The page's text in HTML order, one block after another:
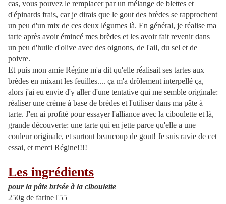
cas, vous pouvez le remplacer par un mélange de blettes et
d'épinards frais, car je dirais que le gout des brèdes se rapprochent
un peu d'un mix de ces deux légumes là. En général, je réalise ma
tarte après avoir émincé mes brèdes et les avoir fait revenir dans
un peu d'huile d'olive avec des oignons, de l'ail, du sel et de
poivre.
Et puis mon amie Régine m'a dit qu'elle réalisait ses tartes aux
brèdes en mixant les feuilles.... ça m'a drôlement interpellé ça,
alors j'ai eu envie d'y aller d'une tentative qui me semble originale:
réaliser une crème à base de brèdes et l'utiliser dans ma pâte à
tarte. J'en ai profité pour essayer l'alliance avec la ciboulette et là,
grande découverte: une tarte qui en jette parce qu'elle a une
couleur originale, et surtout beaucoup de gout! Je suis ravie de cet
essai, et merci Régine!!!!
Les ingrédients
pour la pâte brisée à la ciboulette
250g de farineT55